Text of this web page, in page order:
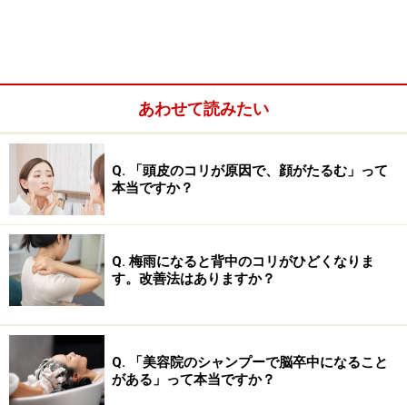
そして、セロトニンは背スジを伸ばし姿勢を支えるため
あわせて読みたい
Q. 「頭皮のコリが原因で、顔がたるむ」って
本当ですか？
Q. 梅雨になると背中のコリがひどくなりま
す。改善法はありますか？
Q. 「美容院のシャンプーで脳卒中になること
がある」って本当ですか？